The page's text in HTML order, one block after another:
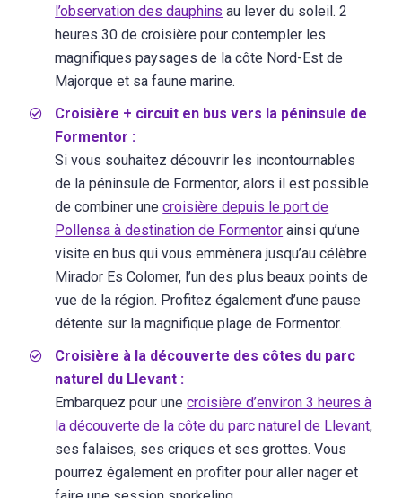
l’observation des dauphins au lever du soleil. 2
heures 30 de croisière pour contempler les
magnifiques paysages de la côte Nord-Est de
Majorque et sa faune marine.
Croisière + circuit en bus vers la péninsule de
Formentor :
Si vous souhaitez découvrir les incontournables
de la péninsule de Formentor, alors il est possible
de combiner unecroisière depuis le port de
Pollensa à destination de Formentor ainsi qu’une
visite en bus qui vous emmènera jusqu’au célèbre
Mirador Es Colomer, l’un des plus beaux points de
vue de la région. Profitez également d’une pause
détente sur la magnifique plage de Formentor.
Croisière à la découverte des côtes du parc
naturel du Llevant :
Embarquez pour unecroisière d’environ 3 heures à
la découverte de la côte du parc naturel de Llevant,
ses falaises, ses criques et ses grottes. Vous
pourrez également en profiter pour aller nager et